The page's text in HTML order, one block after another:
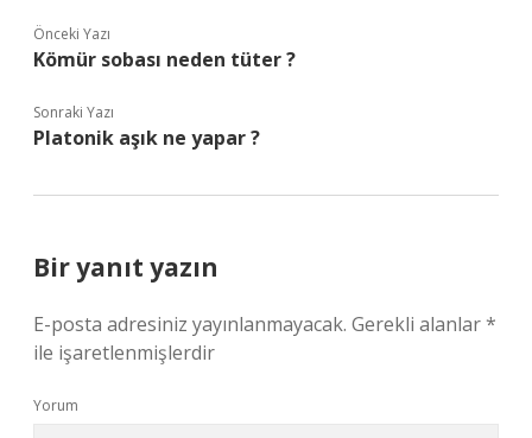
Önceki Yazı
Kömür sobası neden tüter ?
Sonraki Yazı
Platonik aşık ne yapar ?
Bir yanıt yazın
E-posta adresiniz yayınlanmayacak. Gerekli alanlar*
ile işaretlenmişlerdir
Yorum